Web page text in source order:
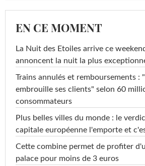
EN CE MOMENT
La Nuit des Etoiles arrive ce
annoncent la nuit la plus
Trains annulés et remboursements :
embrouille ses clients" selon 60
consommateurs
Plus belles villes du monde : le
capitale européenne l'emporte et
Cette combine permet de profiter
palace pour moins de 3 euros